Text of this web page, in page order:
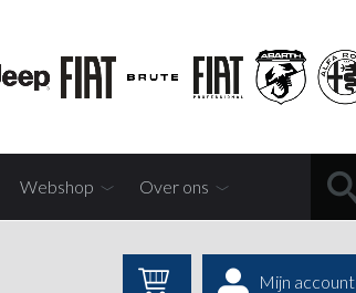
Webshop Over ons
Mijn account